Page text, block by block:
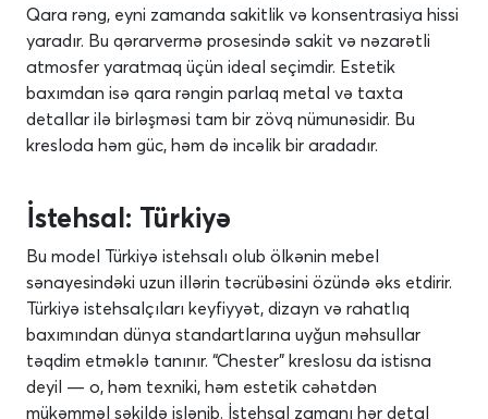
Qara rəng, eyni zamanda sakitlik və konsentrasiya hissi
yaradır. Bu qərarvermə prosesində sakit və nəzarətli
atmosfer yaratmaq üçün ideal seçimdir. Estetik
baxımdan isə qara rəngin parlaq metal və taxta
detallar ilə birləşməsi tam bir zövq nümunəsidir. Bu
kresloda həm güc, həm də incəlik bir aradadır.
İstehsal: Türkiyə
Bu model Türkiyə istehsalı olub ölkənin mebel
sənayesindəki uzun illərin təcrübəsini özündə əks etdirir.
Türkiyə istehsalçıları keyfiyyət, dizayn və rahatlıq
baxımından dünya standartlarına uyğun məhsullar
təqdim etməklə tanınır. “Chester” kreslosu da istisna
deyil — o, həm texniki, həm estetik cəhətdən
mükəmməl şəkildə işlənib. İstehsal zamanı hər detal